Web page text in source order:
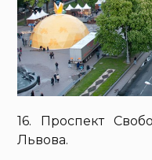
16. Проспект
Львова.